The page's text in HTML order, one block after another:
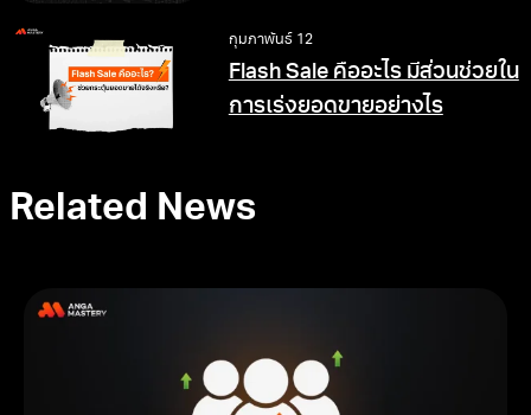
กุมภาพันธ์ 12
Flash Sale คืออะไร มีส่วนช่วยใน
การเร่งยอดขายอย่างไร
Related News